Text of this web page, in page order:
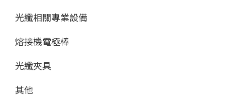
光纖相關專業設備
熔接機電極棒
光纖夾具
其他